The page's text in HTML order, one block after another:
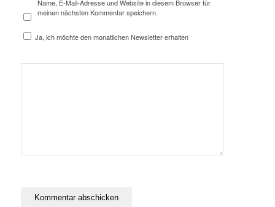
Name, E-Mail-Adresse und Website in diesem Browser für
meinen nächsten Kommentar speichern.
Ja, ich möchte den monatlichen Newsletter erhalten